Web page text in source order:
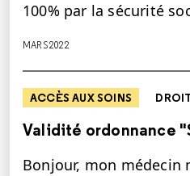
100% par la sécurité
MARS 2022
ACCÈS AUX SOINS
Validité ordonnance
Bonjour, mon médecin